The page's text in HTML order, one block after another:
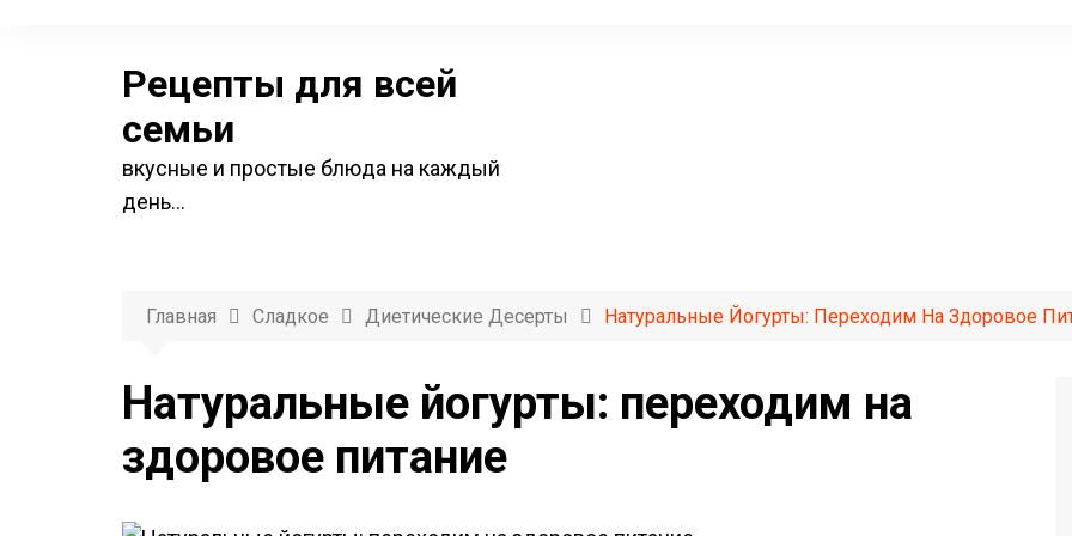
Рецепты для всей
семьи
вкусные и простые блюда на каждый
день…
Главная Сладкое Диетические Десерты Натуральные Йогурты: Переходим На Здоровое
Натуральные йогурты: переходим на
здоровое питание